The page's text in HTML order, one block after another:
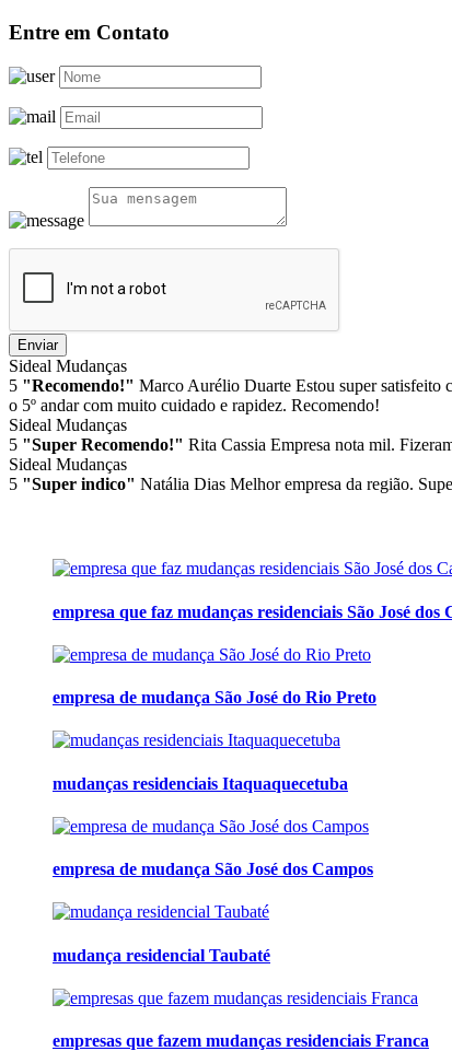
Entre em Contato
Enviar
Sideal Mudanças
5 "Recomendo!" Marco Aurélio Duarte Estou super satisfeito
o 5º andar com muito cuidado e rapidez. Recomendo!
Sideal Mudanças
5 "Super Recomendo!" Rita Cassia Empresa nota mil.
Sideal Mudanças
5 "Super indico" Natália Dias Melhor empresa da região.
empresa que faz mudanças residenciais São José dos
empresa de mudança São José do Rio Preto
mudanças residenciais Itaquaquecetuba
empresa de mudança São José dos Campos
mudança residencial Taubaté
empresas que fazem mudanças residenciais Franca